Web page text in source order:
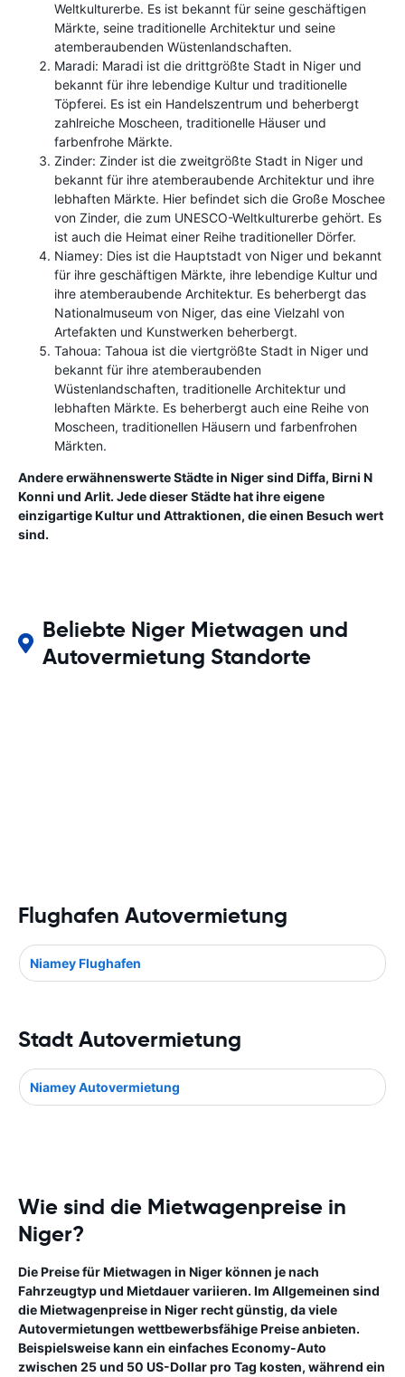
Weltkulturerbe. Es ist bekannt für seine geschäftigen
Märkte, seine traditionelle Architektur und seine
atemberaubenden Wüstenlandschaften.
Maradi: Maradi ist die drittgrößte Stadt in Niger und
bekannt für ihre lebendige Kultur und traditionelle
Töpferei. Es ist ein Handelszentrum und beherbergt
zahlreiche Moscheen, traditionelle Häuser und
farbenfrohe Märkte.
Zinder: Zinder ist die zweitgrößte Stadt in Niger und
bekannt für ihre atemberaubende Architektur und ihre
lebhaften Märkte. Hier befindet sich die Große Moschee
von Zinder, die zum UNESCO-Weltkulturerbe gehört. Es
ist auch die Heimat einer Reihe traditioneller Dörfer.
Niamey: Dies ist die Hauptstadt von Niger und bekannt
für ihre geschäftigen Märkte, ihre lebendige Kultur und
ihre atemberaubende Architektur. Es beherbergt das
Nationalmuseum von Niger, das eine Vielzahl von
Artefakten und Kunstwerken beherbergt.
Tahoua: Tahoua ist die viertgrößte Stadt in Niger und
bekannt für ihre atemberaubenden
Wüstenlandschaften, traditionelle Architektur und
lebhaften Märkte. Es beherbergt auch eine Reihe von
Moscheen, traditionellen Häusern und farbenfrohen
Märkten.
Andere erwähnenswerte Städte in Niger sind Diffa, Birni N
Konni und Arlit. Jede dieser Städte hat ihre eigene
einzigartige Kultur und Attraktionen, die einen Besuch wert
sind.
Beliebte Niger Mietwagen und
Autovermietung Standorte
Flughafen Autovermietung
Niamey Flughafen
Stadt Autovermietung
Niamey Autovermietung
Wie sind die Mietwagenpreise in
Niger?
Die Preise für Mietwagen in Niger können je nach
Fahrzeugtyp und Mietdauer variieren. Im Allgemeinen sind
die Mietwagenpreise in Niger recht günstig, da viele
Autovermietungen wettbewerbsfähige Preise anbieten.
Beispielsweise kann ein einfaches Economy-Auto
zwischen 25 und 50 US-Dollar pro Tag kosten, während ein